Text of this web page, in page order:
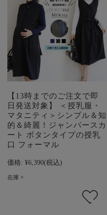
【13時までのご注文で即
日発送対象】 ＜授乳服・
マタニティ＞シンプル＆知
的＆綺麗！ジャンパースカ
ート ボタンタイプの授乳
口 フォーマル
価格: ¥6,390(税込)
在庫 ×